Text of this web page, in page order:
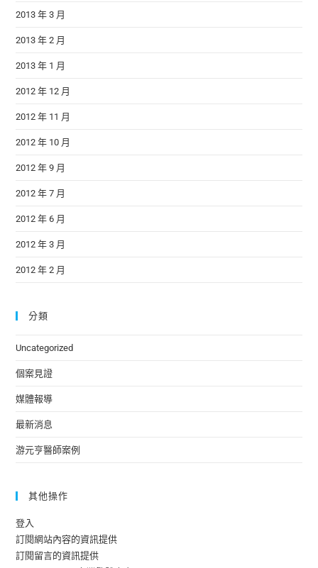
2013 年 3 月
2013 年 2 月
2013 年 1 月
2012 年 12 月
2012 年 11 月
2012 年 10 月
2012 年 9 月
2012 年 7 月
2012 年 6 月
2012 年 3 月
2012 年 2 月
分類
Uncategorized
個案見證
媒體報導
最新消息
游元亨醫師案例
其他操作
登入
訂閱網站內容的資訊提供
訂閱留言的資訊提供